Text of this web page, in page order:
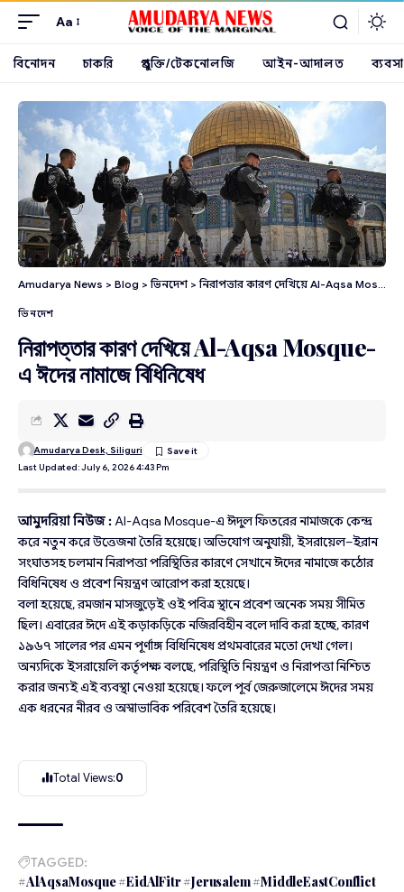
Aa
বিনোদন চাকরি প্রযুক্তি/টেকনোলজি আইন-আদালত ব্যবসা
Amudarya News > Blog >ভিনদেশ>নিরাপত্তার কারণ দেখিয়ে Al-Aqsa Mosque-এ ঈদের নামাজে বিধিনিষেধ
ভিনদেশ
নিরাপত্তার কারণ দেখিয়ে Al-Aqsa Mosque-
এ ঈদের নামাজে বিধিনিষেধ
Last Updated: July 6, 2026 4:43 Pm
Amudarya Desk, Siliguri
আমুদরিয়া নিউজ : Al-Aqsa Mosque-এ ঈদুল ফিতরের নামাজকে কেন্দ্র
করে নতুন করে উত্তেজনা তৈরি হয়েছে। অভিযোগ অনুযায়ী, ইসরায়েল–ইরান
সংঘাতসহ চলমান নিরাপত্তা পরিস্থিতির কারণে সেখানে ঈদের নামাজে কঠোর
বিধিনিষেধ ও প্রবেশ নিয়ন্ত্রণ আরোপ করা হয়েছে।
বলা হয়েছে, রমজান মাসজুড়েই ওই পবিত্র স্থানে প্রবেশ অনেক সময় সীমিত
ছিল। এবারের ঈদে এই কড়াকড়িকে নজিরবিহীন বলে দাবি করা হচ্ছে, কারণ
১৯৬৭ সালের পর এমন পূর্ণাঙ্গ বিধিনিষেধ প্রথমবারের মতো দেখা গেল।
অন্যদিকে ইসরায়েলি কর্তৃপক্ষ বলছে, পরিস্থিতি নিয়ন্ত্রণ ও নিরাপত্তা নিশ্চিত
করার জন্যই এই ব্যবস্থা নেওয়া হয়েছে। ফলে পূর্ব জেরুজালেমে ঈদের সময়
এক ধরনের নীরব ও অস্বাভাবিক পরিবেশ তৈরি হয়েছে।
Total Views:0
TAGGED:
#AlAqsaMosque #EidAlFitr #Jerusalem #MiddleEastConflict